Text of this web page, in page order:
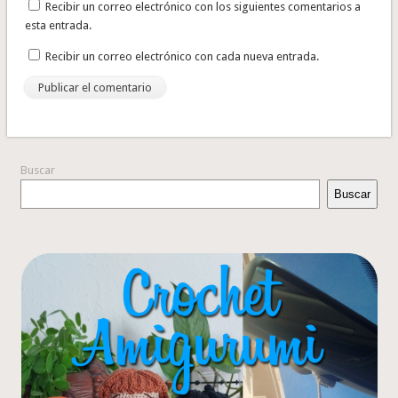
Recibir un correo electrónico con los siguientes comentarios a
esta entrada.
Recibir un correo electrónico con cada nueva entrada.
Buscar
Buscar